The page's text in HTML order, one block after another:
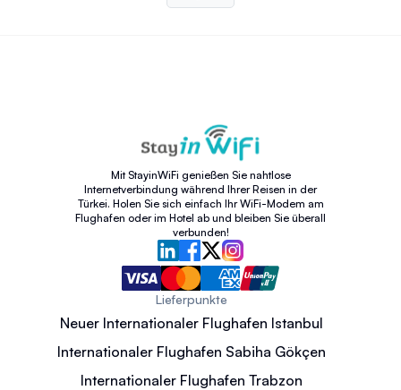
Mit StayinWiFi genießen Sie nahtlose
Internetverbindung während Ihrer Reisen in der
Türkei. Holen Sie sich einfach Ihr WiFi-Modem am
Flughafen oder im Hotel ab und bleiben Sie überall
verbunden!
Lieferpunkte
Neuer Internationaler Flughafen Istanbul
Internationaler Flughafen Sabiha Gökçen
Internationaler Flughafen Trabzon